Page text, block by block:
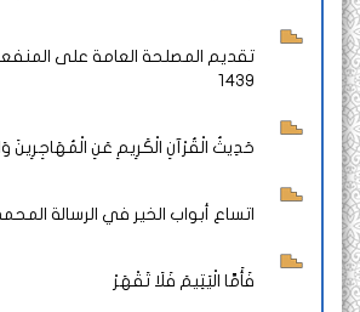
حَدِيثُ الْقُرْآنِ الْكَرِيمِ عَنِ الْمُهَاجِرِينَ وَالْأَنْصَارِ
اتساع أبواب الخير في الرسالة المحمدية
فَأَمَّا الْيَتِيمَ فَلَا تَقْهَرْ